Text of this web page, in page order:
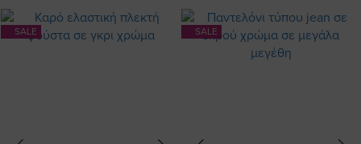
SALE SALE